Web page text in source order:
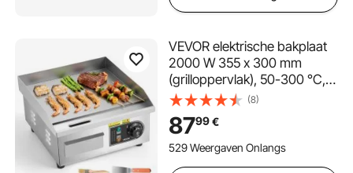
VEVOR elektrische bakplaat
2000 W 355 x 300 mm
(grilloppervlak), 50-300 °C,
roestvrijstalen behuizing,
tafelmodel grill met 2 spatels,
2 borstels en 4 voetjes, voor
steaks en pannenkoeken
(8)
8799€
529 Weergaven Onlangs